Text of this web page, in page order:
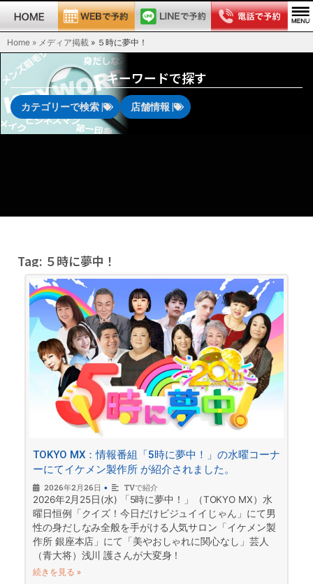
Home » メディア掲載 » ５時に夢中！
キーワードで探す
カテゴリーで検索 | 店舗情報 |
Tag: ５時に夢中！
TOKYO MX：情報番組「5時に夢中！」の水曜コーナ
ーにてイケメン製作所 が紹介されました。
2026年2月26日 • TVで紹介
2026年2月25日(水) 「5時に夢中！」（TOKYO MX）水
曜日恒例「クイズ！今日だけビジュイイじゃん」にて男
性の身だしなみ全般を手がける人気サロン「イケメン製
作所 銀座本店」にて「美やおしゃれに関心なし」芸人
（青大将）浅川 護さんが大変身！
続きを見る »